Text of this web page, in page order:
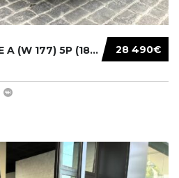
28 490€
MERCEDES BENZ CLASE A (W 177) 5P (18-) 2020....